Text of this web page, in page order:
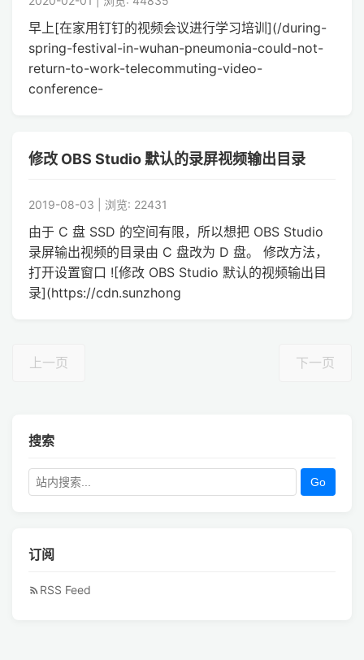
早上[在家用钉钉的视频会议进行学习培训](/during-
spring-festival-in-wuhan-pneumonia-could-not-
return-to-work-telecommuting-video-
conference-
修改 OBS Studio 默认的录屏视频输出目录
2019-08-03 | 浏览: 22431
由于 C 盘 SSD 的空间有限，所以想把 OBS Studio
录屏输出视频的目录由 C 盘改为 D 盘。 修改方法，
打开设置窗口 ![修改 OBS Studio 默认的视频输出目
录](https://cdn.sunzhong
上一页 下一页
搜索
Go
订阅
RSS Feed